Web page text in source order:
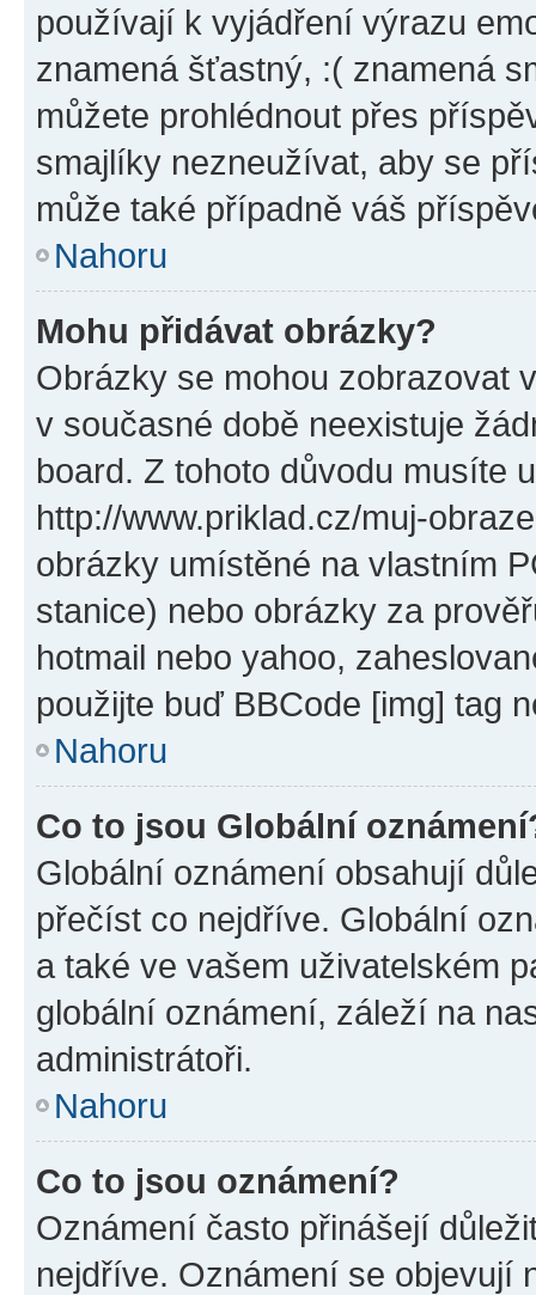
používají k vyjádření výrazu
znamená šťastný, :( znamená
můžete prohlédnout přes
smajlíky nezneužívat, aby se
může také případně váš
Nahoru
Mohu přidávat obrázky?
Obrázky se mohou zobrazovat
v současné době neexistuje
board. Z tohoto důvodu musíte
http://www.priklad.cz/muj-
obrázky umístěné na vlastním
stanice) nebo obrázky za
hotmail nebo yahoo,
použijte buď BBCode [img] tag
Nahoru
Co to jsou Globální
Globální oznámení obsahují
přečíst co nejdříve. Globální
a také ve vašem uživatelském
globální oznámení, záleží na
administrátoři.
Nahoru
Co to jsou oznámení?
Oznámení často přinášejí
nejdříve. Oznámení se objevují